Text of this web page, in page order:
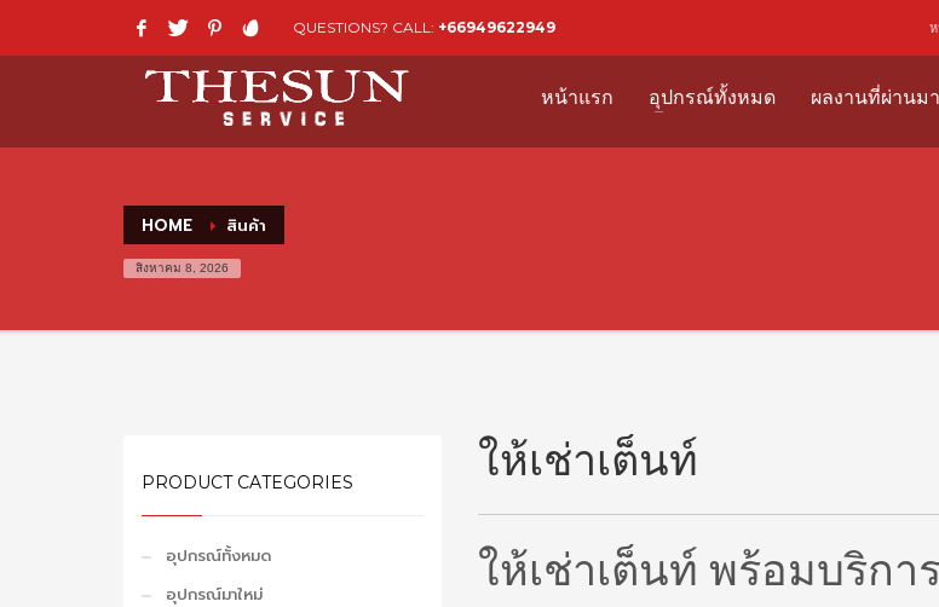
QUESTIONS? CALL: +66949622949
หน้าแรก อุปกรณ์ทั้งหมด ผลงานที่ผ่านมา
HOME สินค้า
สิงหาคม 8, 2026
ให้เช่าเต็นท์
ให้เช่าเต็นท์ พร้อมบริก
PRODUCT CATEGORIES
อุปกรณ์ทั้งหมด
อุปกรณ์มาใหม่